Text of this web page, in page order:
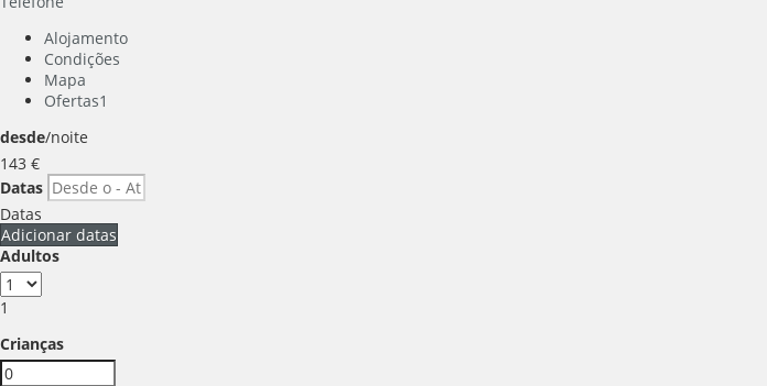
Alojamento
Condições
Mapa
Ofertas1
desde/noite
143 €
Datas
Datas
Adicionar datas
Adultos
1
Crianças